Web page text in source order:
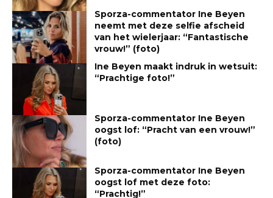
Sporza-commentator Ine Beyen
neemt met deze selfie afscheid
van het wielerjaar: “Fantastische
vrouw!” (foto)
Ine Beyen maakt indruk in wetsuit:
“Prachtige foto!”
Sporza-commentator Ine Beyen
oogst lof: “Pracht van een vrouw!”
(foto)
Sporza-commentator Ine Beyen
oogst lof met deze foto:
“Prachtig!”